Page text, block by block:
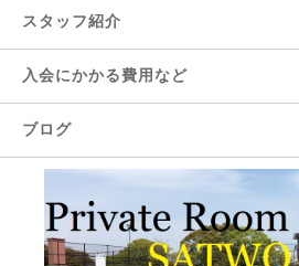
スタッフ紹介
入会にかかる費用など
ブログ